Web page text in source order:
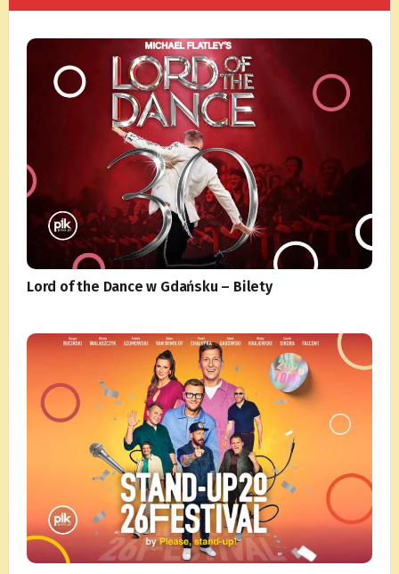
Lord of the Dance w Gdańsku – Bilety